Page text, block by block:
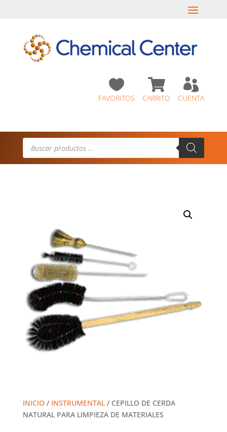

CUENTA

CARRITO

FAVORITOS
Búsqueda
productos
INICIO / INSTRUMENTAL/ CEPILLO DE CERDA
NATURAL PARA LIMPIEZA DE MATERIALES